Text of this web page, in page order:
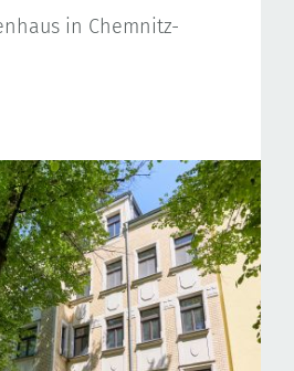
in Chemnitz-